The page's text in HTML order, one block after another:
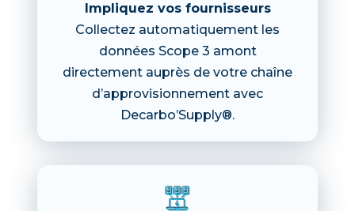
Impliquez vos fournisseurs
Collectez automatiquement les
données Scope 3 amont
directement auprès de votre chaîne
d’approvisionnement avec
Decarbo’Supply®.